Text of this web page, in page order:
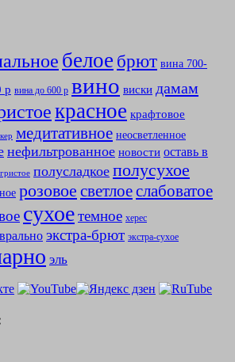
белое брют вина 700-
р вина до 600 р вино виски дамам
красное крафтовое
медитативное неосветленное
нефильтрованное новости оставь в
полусладкое полусухое
розовое светлоеслабоватое
сухоетемное херес
экстра-брют экстра-сухое
эль